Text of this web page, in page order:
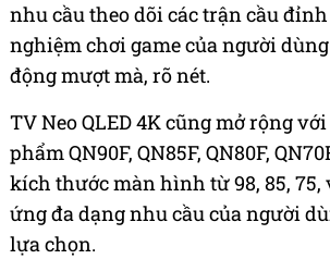
nhu cầu theo dõi các trận cầu
nghiệm chơi game của người
động mượt mà, rõ nét.
TV Neo QLED 4K cũng mở rộng
phẩm QN90F, QN85F, QN80F,
kích thước màn hình từ 98, 85, 75,
ứng đa dạng nhu cầu của người
lựa chọn.